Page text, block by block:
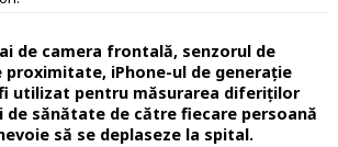
de camera frontală, senzorul de
proximitate, iPhone-ul de generație
utilizat pentru măsurarea diferiților
sănătate de către fiecare persoană
să se deplaseze la spital.